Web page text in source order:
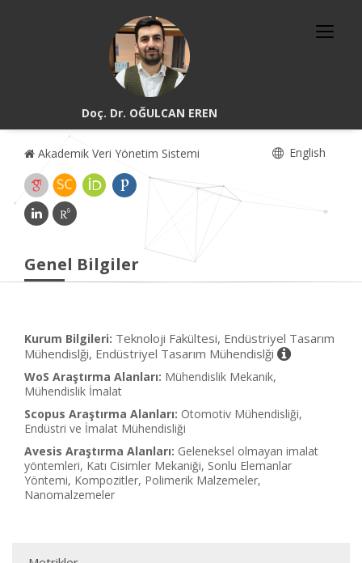
Doç. Dr. OĞULCAN EREN
Akademik Veri Yönetim Sistemi English
Genel Bilgiler
Kurum Bilgileri: Teknoloji Fakültesi, Endüstriyel Tasarım
Mühendislği, Endüstriyel Tasarım Mühendislği
WoS Araştırma Alanları: Mühendislik Mekanik,
Mühendislik İmalat
Scopus Araştırma Alanları: Otomotiv Mühendisliği,
Endüstri ve İmalat Mühendisliği
Avesis Araştırma Alanları: Geleneksel olmayan imalat
yöntemleri, Katı Cisimler Mekaniği, Sonlu Elemanlar
Yöntemi, Kompozitler, Polimerik Malzemeler,
Nanomalzemeler